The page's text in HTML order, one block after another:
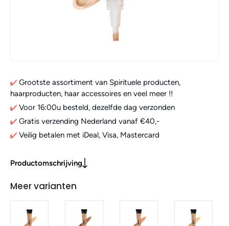
Grootste assortiment van Spirituele producten,
haarproducten, haar accessoires en veel meer !!
Voor 16:00u besteld, dezelfde dag verzonden
Gratis verzending Nederland vanaf €40,-
Veilig betalen met iDeal, Visa, Mastercard
Productomschrijving
Meer varianten